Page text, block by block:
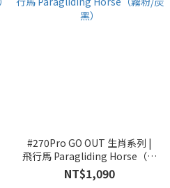
#270Pro GO OUT 生肖系列 |
飛行馬 Paragliding Horse（霧
粉/炭黑）
NT$1,090